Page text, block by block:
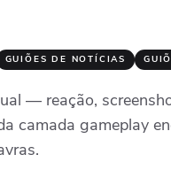
GUIÕES DE NOTÍCIAS
— reação,
camada gameplay